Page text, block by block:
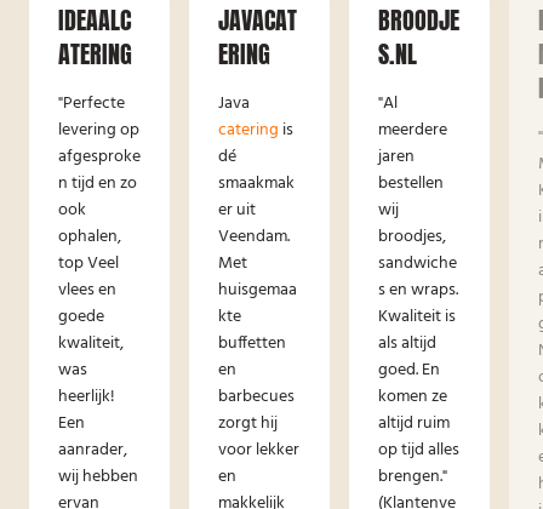
IDEAALC
ATERING
"Perfecte
levering op
afgesproke
n tijd en zo
ook
ophalen,
top Veel
vlees en
goede
kwaliteit,
was
heerlijk!
Een
aanrader,
wij hebben
JAVACAT
ERING
Java
catering is
dé
smaakmak
er uit
Veendam.
Met
huisgemaa
kte
buffetten
en
barbecues
zorgt hij
voor lekker
en
BROODJE
S.NL
"Al
meerdere
jaren
bestellen
wij
broodjes,
sandwiche
s en wraps.
Kwaliteit is
als altijd
goed. En
komen ze
altijd ruim
op tijd alles
brengen."